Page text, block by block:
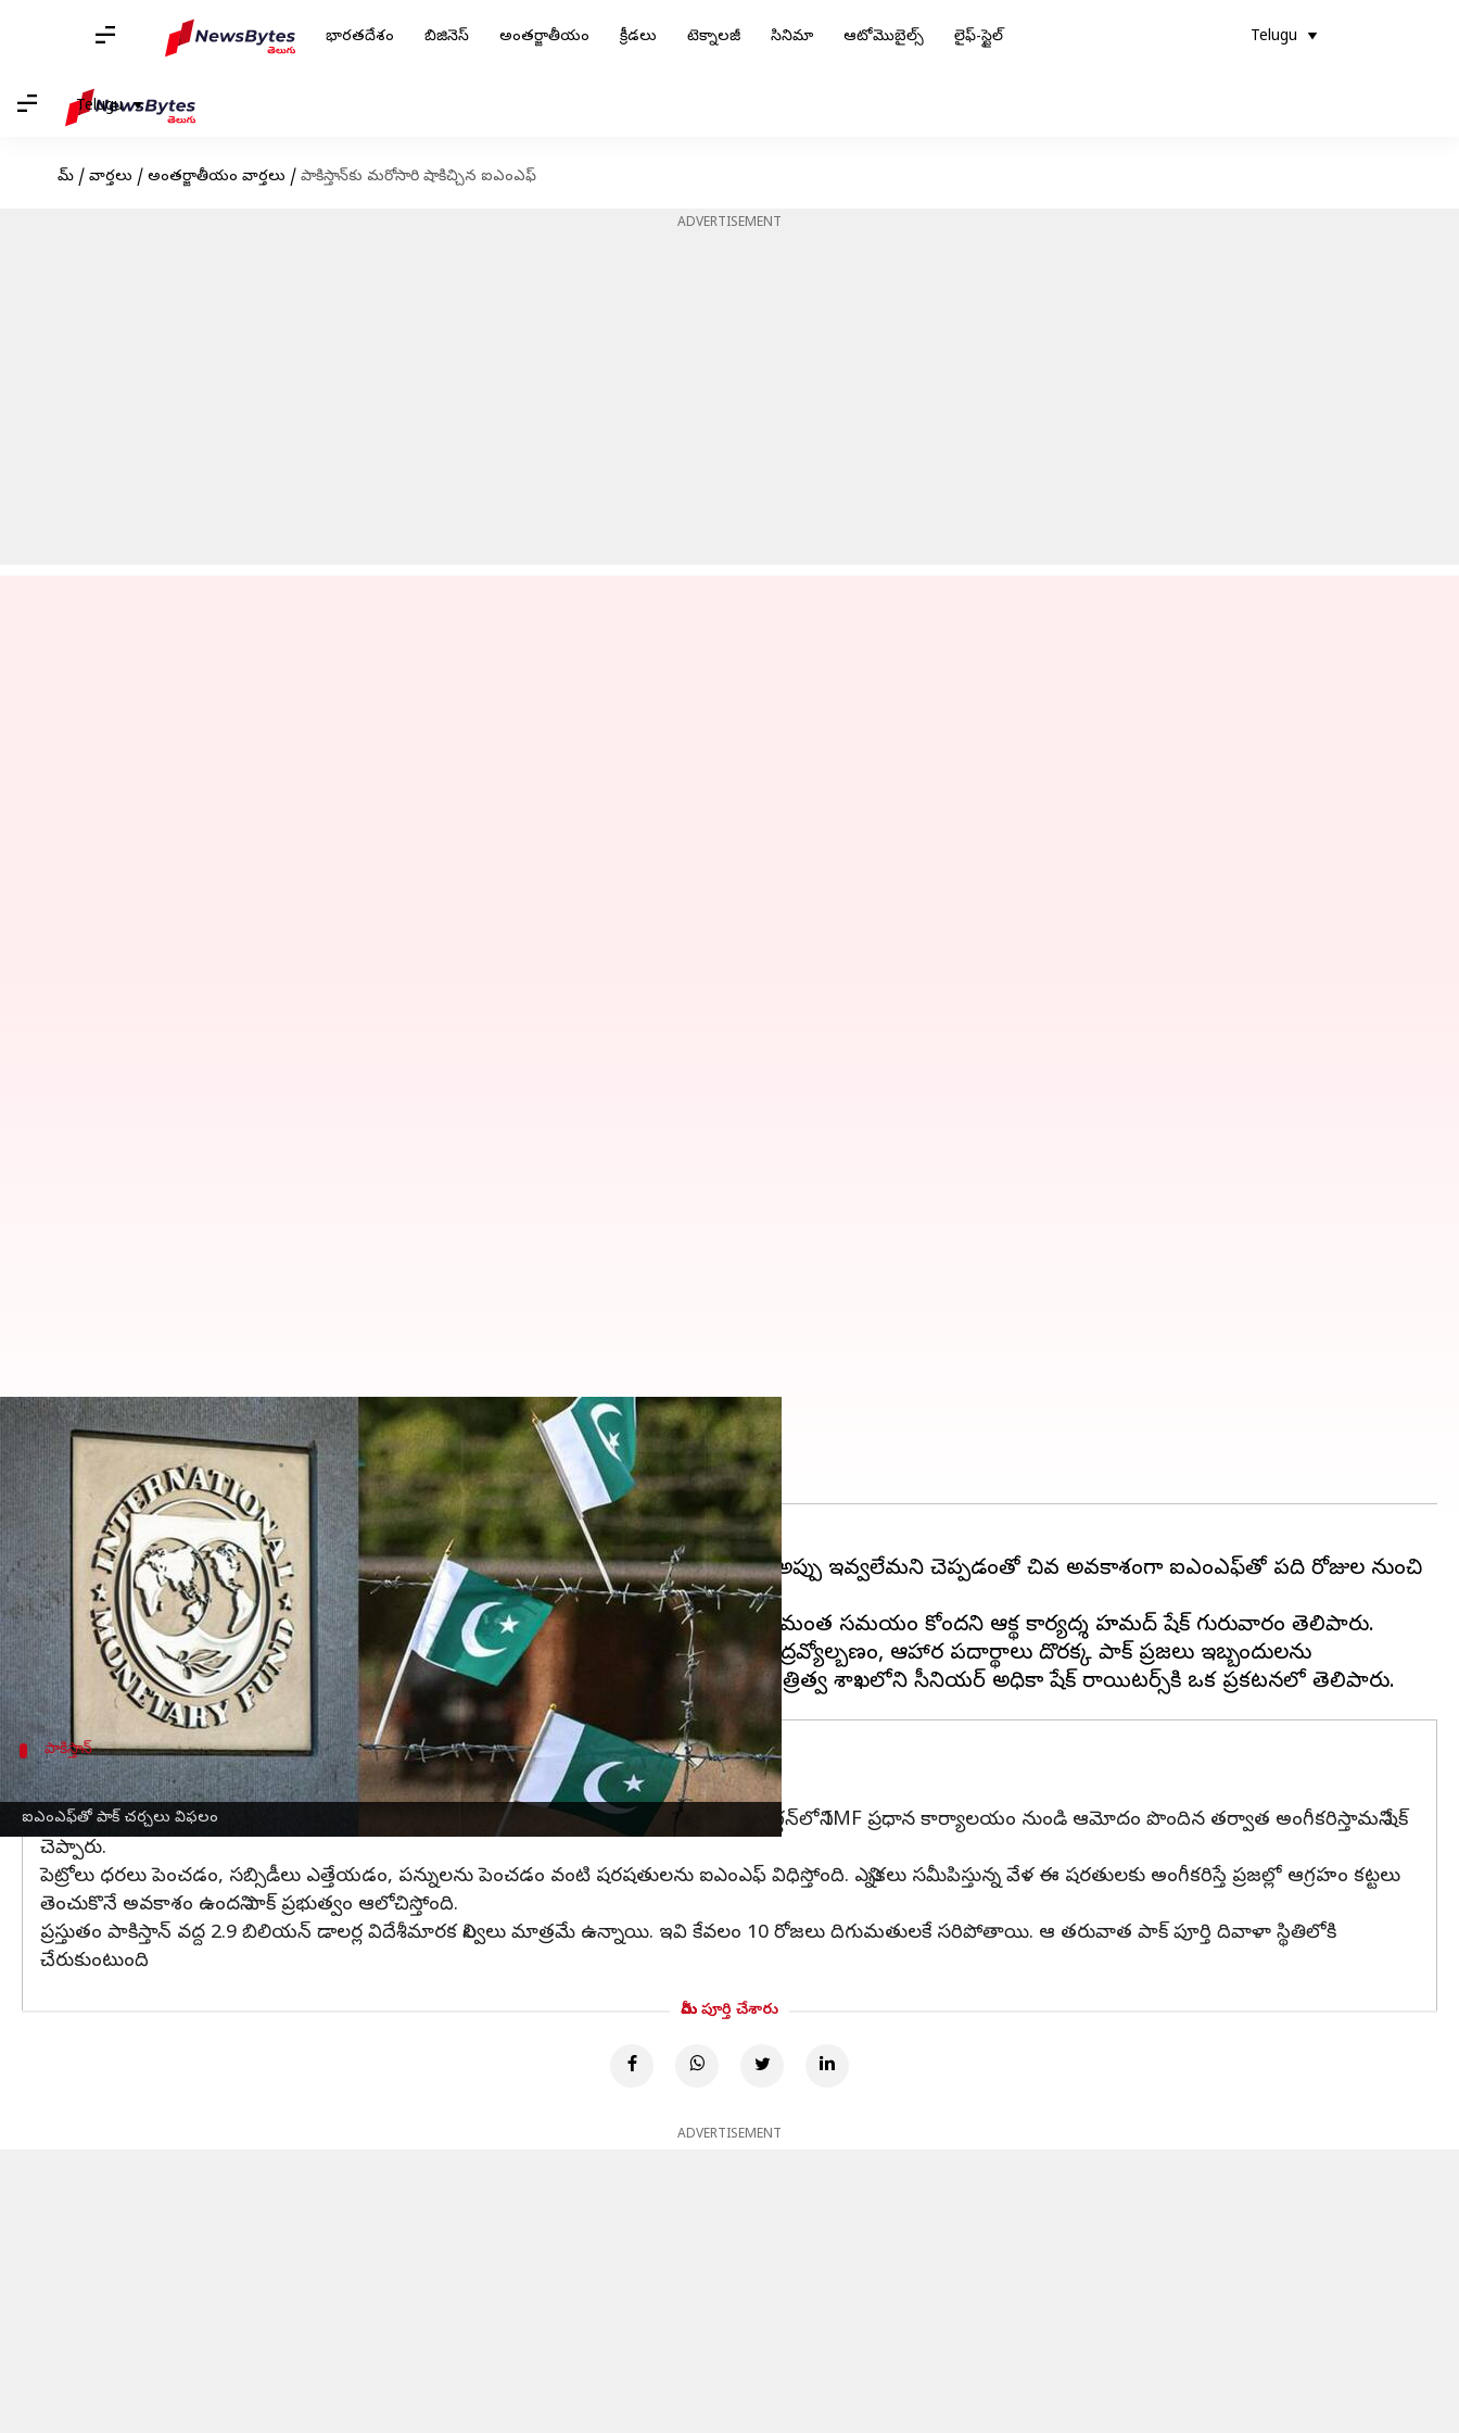
భారతదేశం బిజినెస్ అంతర్జాతీయం క్రీడలు టెక్నాలజీ సినిమా ఆటోమొబైల్స్ లైఫ్-స్టైల్ Telugu
Telugu
హోమ్ / వార్తలు / అంతర్జాతీయం వార్తలు / పాకిస్తాన్‌కు మరోసారి షాకిచ్చిన ఐఎంఎఫ్
ADVERTISEMENT
ఐఎంఎఫ్‌తో పాక్ చర్చలు విఫలం
పాకిస్తాన్‌కు మరోసారి షాకిచ్చిన ఐఎంఎఫ్
Jayachandra Akuri Feb 10, 2023 11:05 am
ఈ వార్తాకథనం ఏంటి
ఆర్థిక సంక్షోభంలో చిక్కుకున్నపాకిస్తాన్‌ కు ఐఎంఎఫ్ మరోసారి షాకిచ్చింది. ఇప్పటికే మిత్రదేశాలు అప్పు ఇవ్వలేమని చెప్పడంతో చివరి అవకాశంగా ఐఎంఎఫ్‌తో పది రోజుల నుంచి
పాక్ చర్చలు జరుపుతోంది. తాజాగా ఐఎంఎఫ్‌తో పాక్ చర్చలు విఫలమైనట్లు తెలుస్తోంది.
పాకిస్తాన్‌కు అవసరమైన 1.1 బిలియన్ డాలర్ల నిధుల ఒఫ్పందందపై అంతర్జాతీయ ద్రవ్య నిధి మరింత సమయం కోరిందని ఆర్థిక కార్యదర్శి హమద్ షేక్ గురువారం తెలిపారు.
గతేడాది వినాశకరమైన వరదల కారణంగా పాకిస్తాన్ ఆర్థిక సంక్షోభంలో కూరుకుపోయింది. తీవ్ర ద్రవ్యోల్బణం, ఆహార పదార్థాలు దొరక్క పాక్ ప్రజలు ఇబ్బందులను
పాకిస్తాన్
దివాళా స్థితికి చేరుకున్న పాకిస్తాన్
నిధులను విడుదల చేయడానికి ఐఎంఎఫ్, పాకిస్తాన్‌తో సిబ్బంది స్థాయి ఒప్పందాన్ని కుదుర్చుకోవాలి. వాషింగ్టన్‌లోని IMF ప్రధాన కార్యాలయం నుండి ఆమోదం పొందిన తర్వాత అంగీకరిస్తామని షేక్
చెప్పారు.
పెట్రోలు ధరలు పెంచడం, సబ్సిడీలు ఎత్తేయడం, పన్నులను పెంచడం వంటి షరషతులను ఐఎంఎఫ్ విధిస్తోంది. ఎన్నికలు సమీపిస్తున్న వేళ ఈ షరతులకు అంగీకరిస్తే ప్రజల్లో ఆగ్రహం కట్టలు
తెంచుకొనే అవకాశం ఉందని పాక్ ప్రభుత్వం ఆలోచిస్తోంది.
ప్రస్తుతం పాకిస్తాన్ వద్ద 2.9 బిలియన్ డాలర్ల విదేశీమారక నిల్వలు మాత్రమే ఉన్నాయి. ఇవి కేవలం 10 రోజలు దిగుమతులకే సరిపోతాయి. ఆ తరువాత పాక్ పూర్తి దివాళా స్థితిలోకి
చేరుకుంటుంది
మీరు పూర్తి చేశారు
ADVERTISEMENT